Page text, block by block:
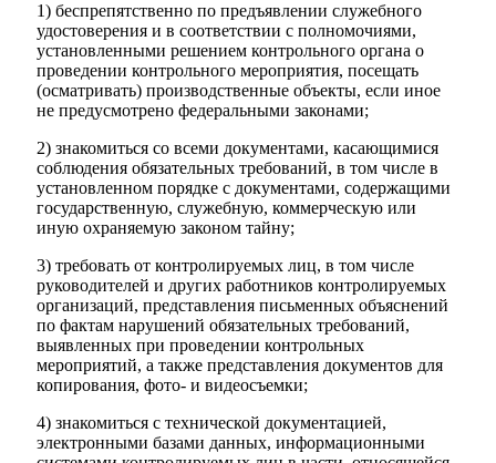
1) беспрепятственно по предъявлении служебного
удостоверения и в соответствии с полномочиями,
установленными решением контрольного органа о
проведении контрольного мероприятия, посещать
(осматривать) производственные объекты, если иное
не предусмотрено федеральными законами;
2) знакомиться со всеми документами, касающимися
соблюдения обязательных требований, в том числе в
установленном порядке с документами, содержащими
государственную, служебную, коммерческую или
иную охраняемую законом тайну;
3) требовать от контролируемых лиц, в том числе
руководителей и других работников контролируемых
организаций, представления письменных объяснений
по фактам нарушений обязательных требований,
выявленных при проведении контрольных
мероприятий, а также представления документов для
копирования, фото- и видеосъемки;
4) знакомиться с технической документацией,
электронными базами данных, информационными